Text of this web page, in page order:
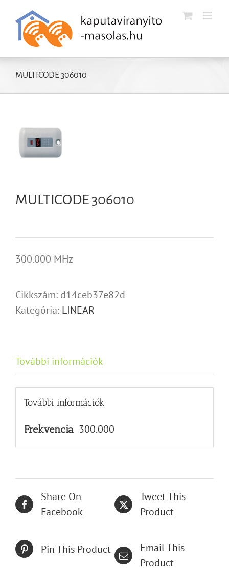
Kihagyás
MULTICODE 306010
MULTICODE 306010
300.000 MHz
Cikkszám: d14ceb37e82d
Kategória: LINEAR
További információk
További információk
Frekvencia 300.000
Share On
Facebook
Tweet This
Product
Pin This Product
Email This
Product